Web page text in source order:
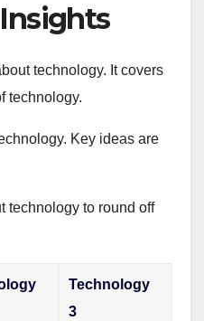
technology. It covers
technology.
Key ideas are
technology to round off
Technology
3